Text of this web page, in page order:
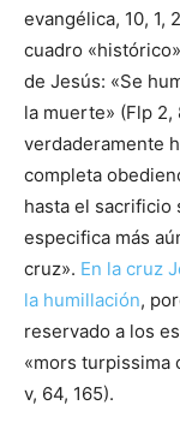
evangélica, 10, 1,
cuadro
de Jesús: «Se
la muerte» (Flp 2,
verdaderamente
completa
hasta el sacrificio
especifica más
cruz». En la cruz
la humillación,
reservado a los
«mors turpissima
v, 64, 165).